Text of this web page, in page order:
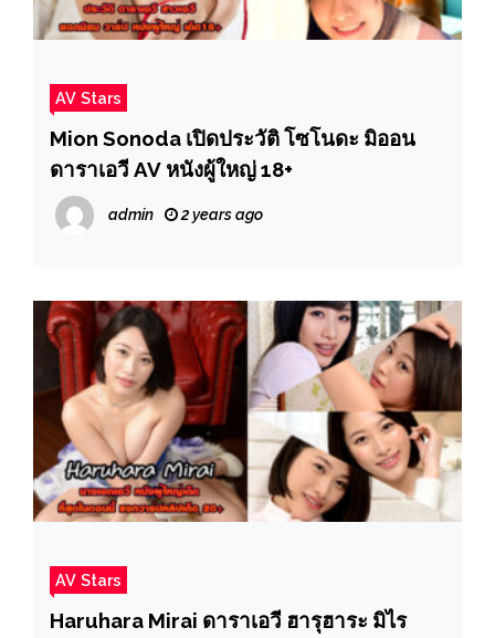
AV Stars
Mion Sonoda เปิดประวัติ โซโนดะ มิออน
ดาราเอวี AV หนังผู้ใหญ่ 18+
admin 2 years ago
AV Stars
Haruhara Mirai ดาราเอวี ฮารุฮาระ มิไร